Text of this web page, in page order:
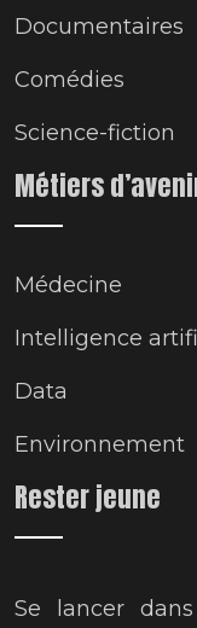
Documentaires
Comédies
Science-fiction
Métiers
Médecine
Intelligence
Data
Environnement
Rester jeune
Se lancer